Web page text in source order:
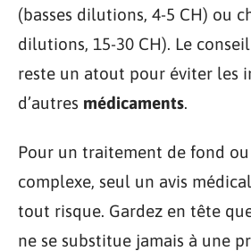
(basses dilutions, 4-5 CH) ou
dilutions, 15-30 CH). Le
reste un atout pour éviter les
d’autres médicaments.
Pour un traitement de fond
complexe, seul un avis
tout risque. Gardez en tête
ne se substitue jamais à une